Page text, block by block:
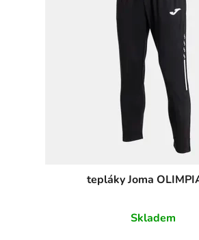
tepláky Joma
Skladem